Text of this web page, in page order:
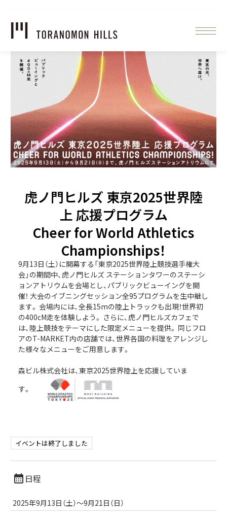
虎ノ門ヒルズ 東京2025世界陸
上 応援プログラム
Cheer for World Athletics
Championships！
9月13日（土）に開幕する「東京2025世界陸上競技選手権大
会」の期間中、虎ノ門ヒルズ ステーションタワーのステーシ
ョンアトリウムを会場とし、パブリックビューイングを開
催！ 大会のイブニングセッション全95プログラムを生中継し
ます。 会場内には、全長15mの陸上トラックも出現！世界初
の400cM走を体験しよう。 さらに、虎ノ門ヒルズカフェで
は、陸上競技をテーマにした限定メニューを提供。 同じフロ
アのT-MARKET内の店舗では、世界各国の料理をアレンジし
た様々なメニューをご用意します。
森ビル株式会社は、東京2025世界陸上を応援していま
す。
イベントは終了しました
日程
2025年9月13日（土）～9月21日（日）